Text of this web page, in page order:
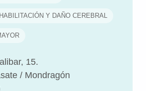
Y DAÑO CEREBRAL
15.
/ Mondragón